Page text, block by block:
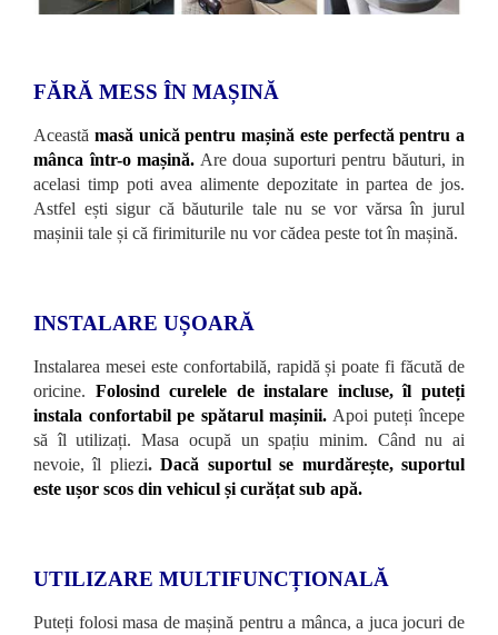
FĂRĂ MESS ÎN MAȘINĂ
Această masă unică pentru mașină este perfectă pentru a
mânca într-o mașină. Are doua suporturi pentru băuturi, in
acelasi timp poti avea alimente depozitate in partea de jos.
Astfel ești sigur că băuturile tale nu se vor vărsa în jurul
mașinii tale și că firimiturile nu vor cădea peste tot în mașină.
INSTALARE UȘOARĂ
Instalarea mesei este confortabilă, rapidă și poate fi făcută de
oricine. Folosind curelele de instalare incluse, îl puteți
instala confortabil pe spătarul mașinii. Apoi puteți începe
să îl utilizați. Masa ocupă un spațiu minim. Când nu ai
nevoie, îl pliezi.Dacă suportul se murdărește, suportul
este ușor scos din vehicul și curățat sub apă.
UTILIZARE MULTIFUNCȚIONALĂ
Puteți folosi masa de mașină pentru a mânca, a juca jocuri de